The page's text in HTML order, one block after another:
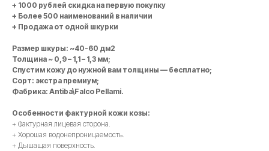
+ 1000 рублей скидка на первую покупку
+ Более 500 наименований в наличии
+ Продажа от одной шкурки
Размер шкуры: ~40-60 дм2
Толщина ~ 0,9 – 1,1 – 1,3 мм;
Спустим кожу до нужной вам толщины — бесплатно;
Сорт: экстра премиум;
Фабрика: Antiba\Falco Pellami.
Особенности фактурной кожи козы:
+ Фактурная лицевая сторона.
+ Хорошая водонепроницаемость.
+ Дышащая поверхность.